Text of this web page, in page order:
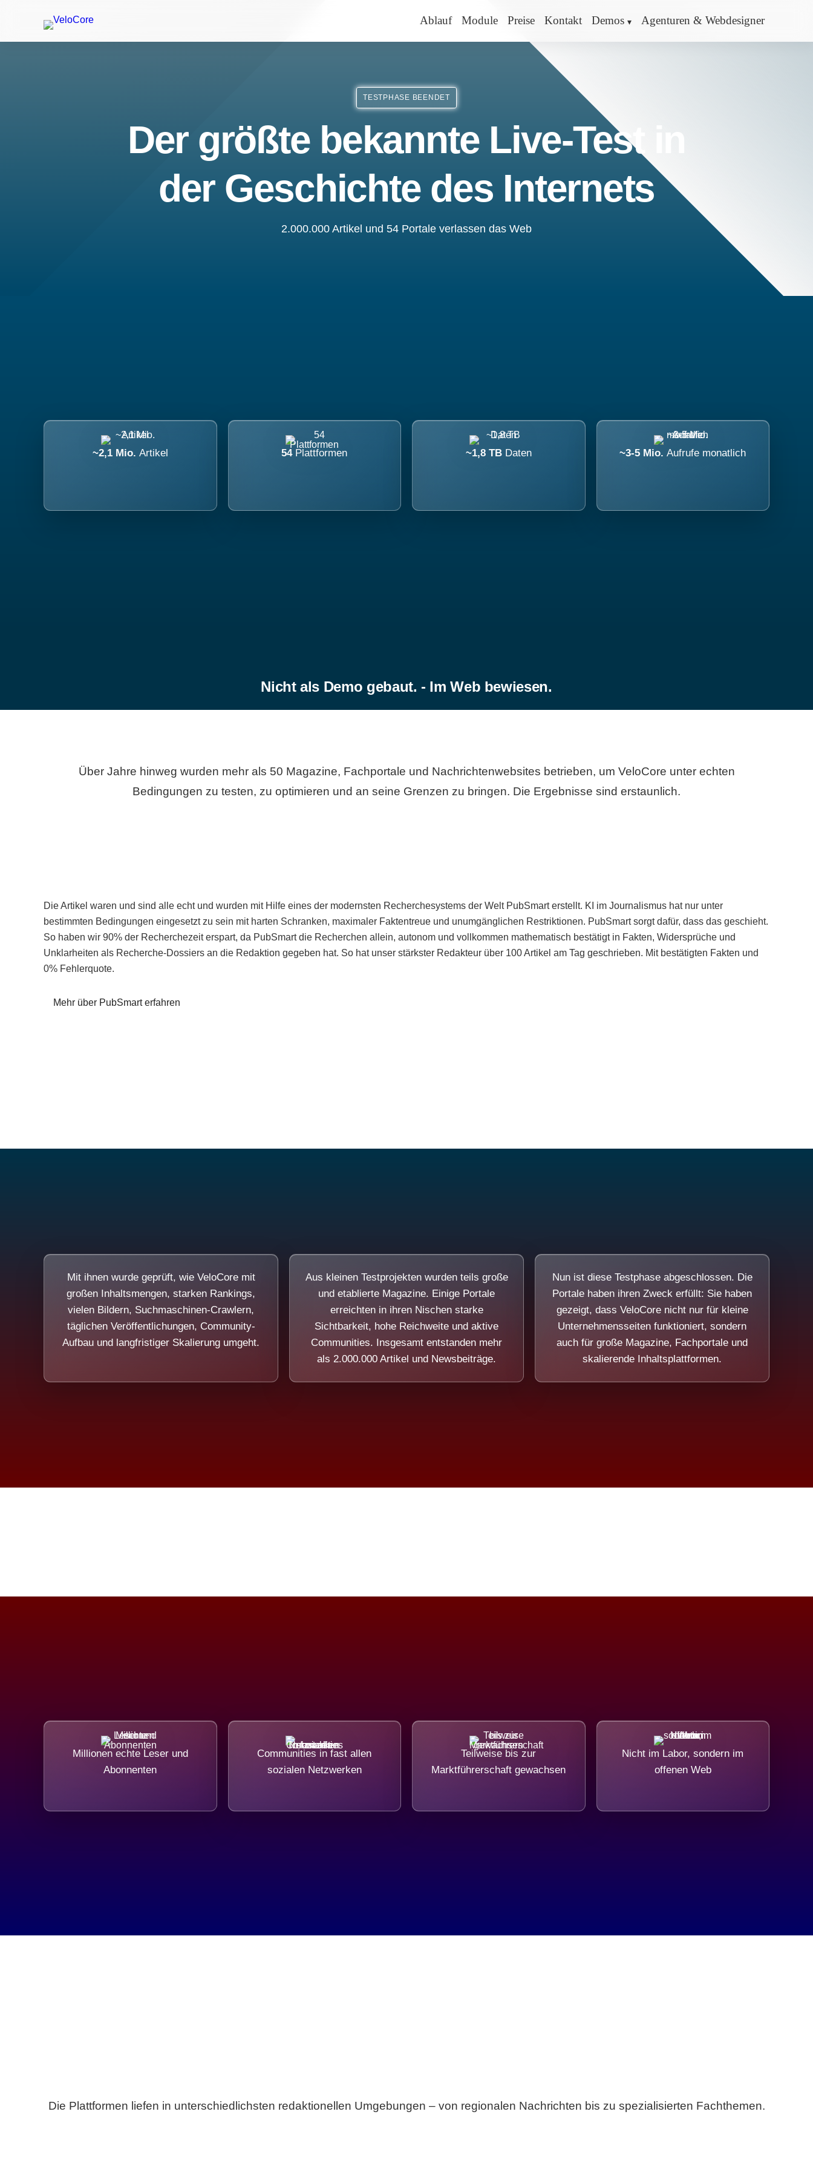
Ablauf Module Preise Kontakt Demos Agenturen & Webdesigner
TESTPHASE BEENDET
Der größte bekannte Live-Test in
der Geschichte des Internets
2.000.000 Artikel und 54 Portale verlassen das Web
~2,1 Mio. Artikel 54 Plattformen ~1,8 TB Daten ~3-5 Mio.Aufrufe monatlich
Nicht als Demo gebaut. - Im Web bewiesen.
Über Jahre hinweg wurden mehr als 50 Magazine, Fachportale und Nachrichtenwebsites betrieben, um VeloCore unter echten
Bedingungen zu testen, zu optimieren und an seine Grenzen zu bringen. Die Ergebnisse sind erstaunlich.
Die Artikel waren und sind alle echt und wurden mit Hilfe eines der modernsten Recherchesystems der Welt PubSmart erstellt. KI im Journalismus hat nur unter
bestimmten Bedingungen eingesetzt zu sein mit harten Schranken, maximaler Faktentreue und unumgänglichen Restriktionen. PubSmart sorgt dafür, dass das geschieht.
So haben wir 90% der Recherchezeit erspart, da PubSmart die Recherchen allein, autonom und vollkommen mathematisch bestätigt in Fakten, Widersprüche und
Unklarheiten als Recherche-Dossiers an die Redaktion gegeben hat. So hat unser stärkster Redakteur über 100 Artikel am Tag geschrieben. Mit bestätigten Fakten und
0% Fehlerquote.
Mehr über PubSmart erfahren
Mit ihnen wurde geprüft, wie VeloCore mit
großen Inhaltsmengen, starken Rankings,
vielen Bildern, Suchmaschinen-Crawlern,
täglichen Veröffentlichungen, Community-
Aufbau und langfristiger Skalierung umgeht.
Aus kleinen Testprojekten wurden teils große
und etablierte Magazine. Einige Portale
erreichten in ihren Nischen starke
Sichtbarkeit, hohe Reichweite und aktive
Communities. Insgesamt entstanden mehr
als 2.000.000 Artikel und Newsbeiträge.
Nun ist diese Testphase abgeschlossen. Die
Portale haben ihren Zweck erfüllt: Sie haben
gezeigt, dass VeloCore nicht nur für kleine
Unternehmensseiten funktioniert, sondern
auch für große Magazine, Fachportale und
skalierende Inhaltsplattformen.
Millionen echte Leser und
Abonnenten
Communities in fast allen
sozialen Netzwerken
Teilweise bis zur
Marktführerschaft gewachsen
Nicht im Labor, sondern im
offenen Web
Die Plattformen liefen in unterschiedlichsten redaktionellen Umgebungen – von regionalen Nachrichten bis zu spezialisierten Fachthemen.